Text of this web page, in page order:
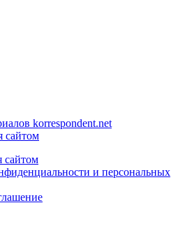
korrespondent.net
сайтом
сайтом
и персональных